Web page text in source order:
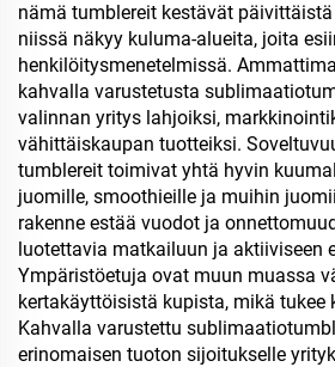
nämä tumblereit kestävät
niissä näkyy kuluma-alueita, joita
henkilöitysmenetelmissä.
kahvalla varustetusta
valinnan yritys lahjoiksi,
vähittäiskaupan tuotteiksi.
tumblereit toimivat yhtä hyvin
juomille, smoothieille ja muihin
rakenne estää vuodot ja
luotettavia matkailuun ja aktiiviseen
Ympäristöetuja ovat muun muassa
kertakäyttöisistä kupista, mikä tukee
Kahvalla varustettu
erinomaisen tuoton sijoitukselle